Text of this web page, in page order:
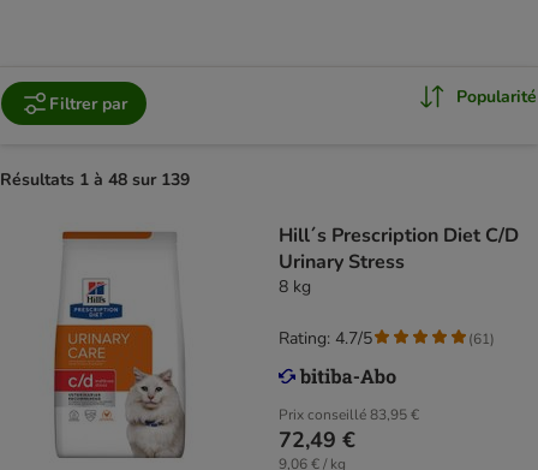
Filtrer par Popularité
Résultats 1 à 48 sur 139
Hill´s Prescription Diet C/D
Urinary Stress
8 kg
Prix conseillé83,95 €
72,49 €
9,06 € / kg
Rating: 4.7/5 (61)